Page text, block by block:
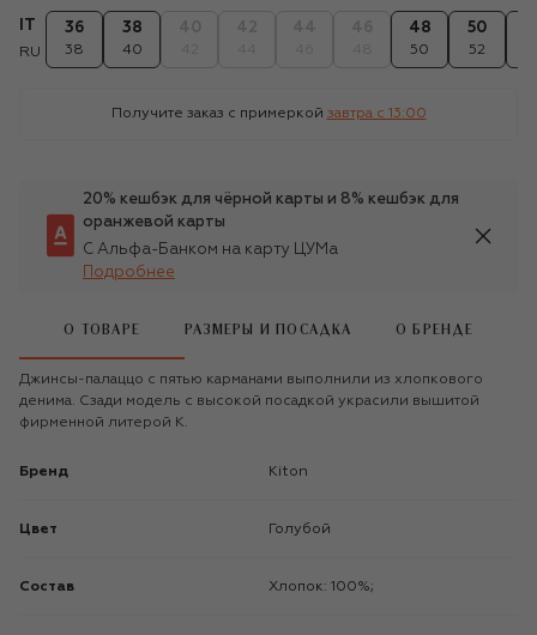
RU
36
38
38
40
48
50
50
52
Получите заказ с примеркой завтра c 13:00
20% кешбэк для чёрной карты и 8% кешбэк для
оранжевой карты
С Альфа-Банком на карту ЦУМа
Подробнее
О ТОВАРЕ РАЗМЕРЫ И ПОСАДКА О БРЕНДЕ
Джинсы-палаццо с пятью карманами выполнили из хлопкового
денима. Сзади модель с высокой посадкой украсили вышитой
фирменной литерой K.
Бренд Kiton
Цвет Голубой
Состав Хлопок: 100%;